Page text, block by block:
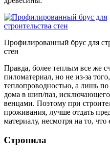
Профилированный брус для
стен
Правда, более теплым все же
пиломатериал, но не из-за
теплопроводностью, а лишь
дома в шип/паз,
венцами. Поэтому при
проживания, лучше отдать
материалу, несмотря на то, что
Стропила